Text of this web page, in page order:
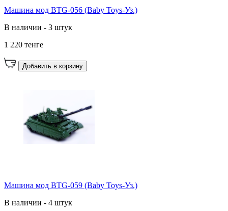
Машина мод BTG-056 (Baby Toys-Уз.)
В наличии - 3 штук
1 220 тенге
Добавить в корзину
Машина мод BTG-059 (Baby Toys-Уз.)
В наличии - 4 штук